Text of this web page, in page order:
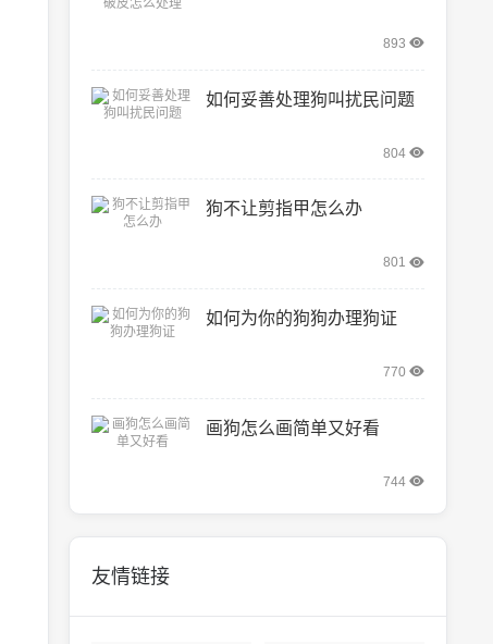
893
如何妥善处理狗叫扰民问题
804
狗不让剪指甲怎么办
801
如何为你的狗狗办理狗证
770
画狗怎么画简单又好看
744
友情链接